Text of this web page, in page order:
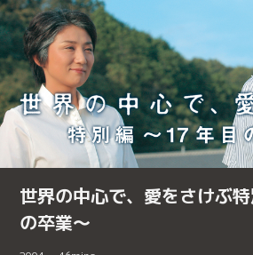
世界の中心で、愛をさけぶ
の卒業～